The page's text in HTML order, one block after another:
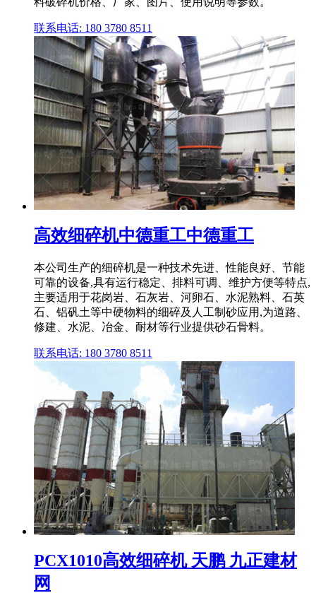
联系电话: 180 3780 8511
高效细碎机中德重工中德重工
本公司生产的细碎机是一种技术先进、性能良好、节能
可靠的设备,具有运行稳定、排料可调、维护方便等特点,
主要适用于花岗岩、石灰岩、河卵石、水泥熟料、石英
石、铝矾土等中硬物料的细碎及人工制砂应用,为道路、
修建、水泥、冶金、耐材等行业提供砂石骨料。
联系电话: 180 3780 8511
PCX1010高效细碎机 天鹏 九正建材
网